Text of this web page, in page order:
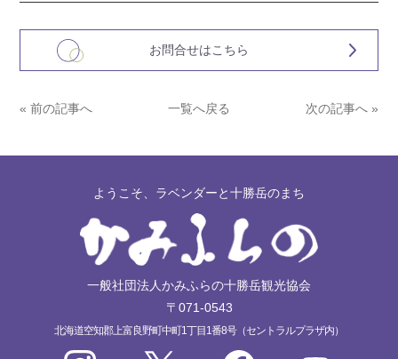
お問合せはこちら
« 前の記事へ 一覧へ戻る 次の記事へ »
ようこそ、ラベンダーと十勝岳のまち
一般社団法人かみふらの十勝岳観光協会
〒071-0543
北海道空知郡上富良野町中町1丁目1番8号（セントラルプラザ内）